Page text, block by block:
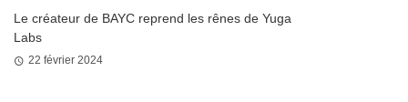
Le créateur de BAYC reprend les rênes de Yuga
Labs
22 février 2024